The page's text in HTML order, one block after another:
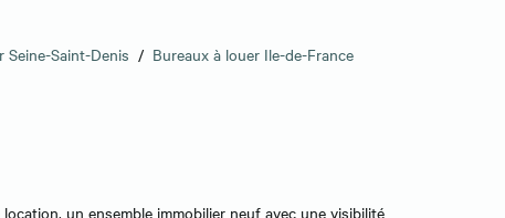
Seine-Saint-Denis / Bureaux à louer Ile-de-France
un ensemble immobilier neuf avec une visibilité